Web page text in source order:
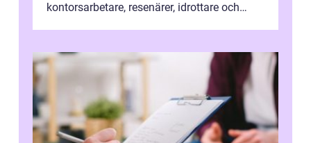
kontorsarbetare, resenärer, idrottare och